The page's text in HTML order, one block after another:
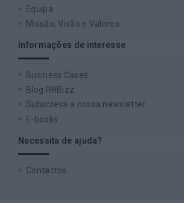
Equipa
Missão, Visão e Valores
Informações de interesse
Business Cases
Blog RHBizz
Subscreva a nossa newsletter
E-books
Necessita de ajuda?
Contactos